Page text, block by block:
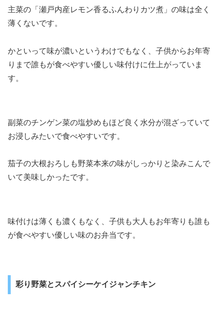
主菜の「瀬戸内産レモン香るふんわりカツ煮」の味は全く
薄くないです。
かといって味が濃いというわけでもなく、子供からお年寄
りまで誰もが食べやすい優しい味付けに仕上がっていま
す。
副菜のチンゲン菜の塩炒めもほど良く水分が混ざっていて
お浸しみたいで食べやすいです。
茄子の大根おろしも野菜本来の味がしっかりと染みこんで
いて美味しかったです。
味付けは薄くも濃くもなく、子供も大人もお年寄りも誰も
が食べやすい優しい味のお弁当です。
彩り野菜とスパイシーケイジャンチキン